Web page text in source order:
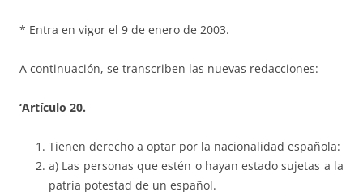
* Entra en vigor el 9 de enero de 2003.
A continuación, se transcriben las nuevas redacciones:
‘Artículo 20.
Tienen derecho a optar por la nacionalidad española:
a) Las personas que estén o hayan estado sujetas a la
patria potestad de un español.